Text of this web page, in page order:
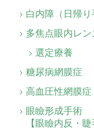
白内障（日帰り
多焦点眼内レン
選定療養
糖尿病網膜症
高血圧性網膜症
眼瞼形成手術
【眼瞼内反・